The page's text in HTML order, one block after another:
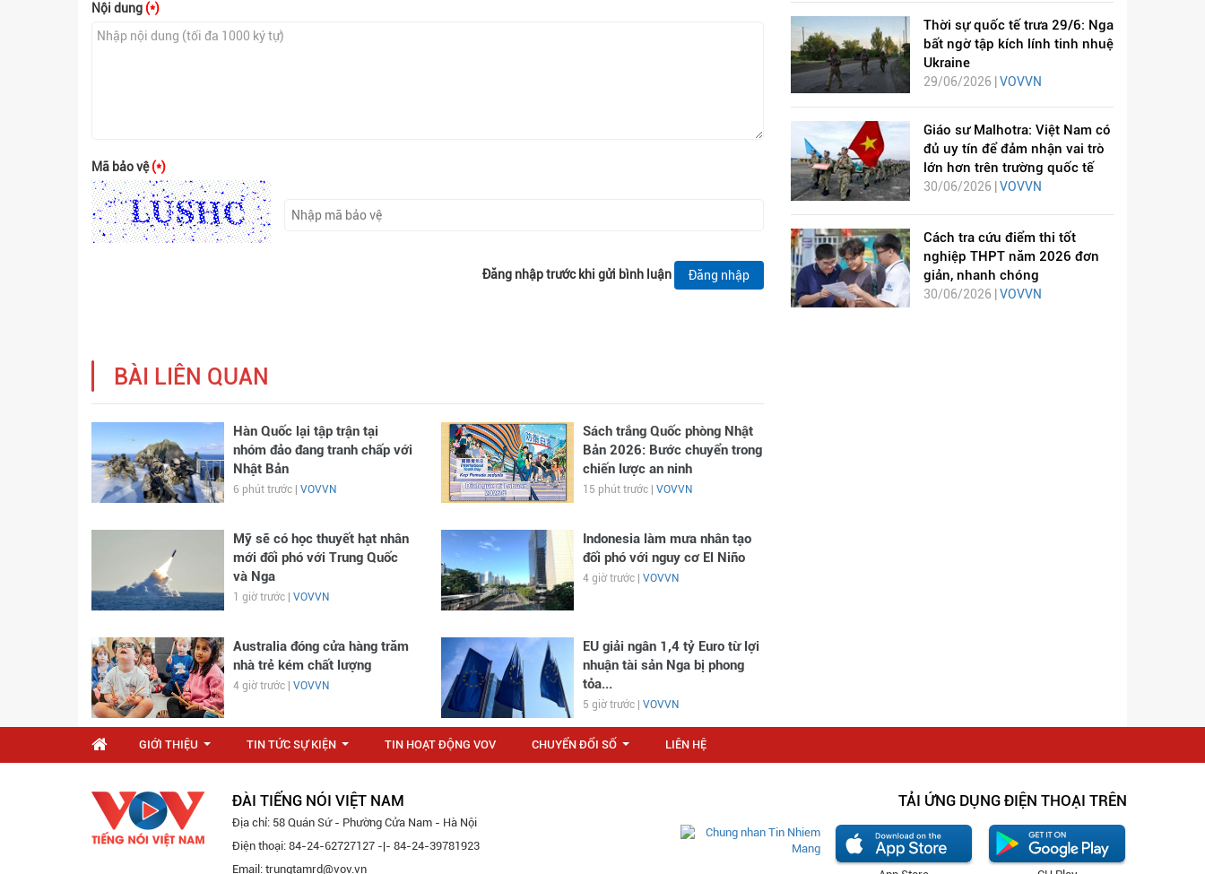
Nội dung (*)
Mã bảo vệ(*)
Đăng nhập trước khi gửi bình luận Đăng nhập
BÀI LIÊN QUAN
Hàn Quốc lại tập trận tại
nhóm đảo đang tranh chấp với
Nhật Bản
6 phút trước | VOVVN
Sách trắng Quốc phòng Nhật
Bản 2026: Bước chuyển trong
chiến lược an ninh
15 phút trước | VOVVN
Mỹ sẽ có học thuyết hạt nhân
mới đối phó với Trung Quốc
và Nga
1 giờ trước | VOVVN
Indonesia làm mưa nhân tạo
đối phó với nguy cơ El Niño
4 giờ trước | VOVVN
Australia đóng cửa hàng trăm
nhà trẻ kém chất lượng
4 giờ trước | VOVVN
EU giải ngân 1,4 tỷ Euro từ lợi
nhuận tài sản Nga bị phong
tỏa...
5 giờ trước | VOVVN
Thời sự quốc tế trưa 29/6: Nga
bất ngờ tập kích lính tinh nhuệ
Ukraine
29/06/2026 | VOVVN
Giáo sư Malhotra: Việt Nam có
đủ uy tín để đảm nhận vai trò
lớn hơn trên trường quốc tế
30/06/2026 | VOVVN
Cách tra cứu điểm thi tốt
nghiệp THPT năm 2026 đơn
giản, nhanh chóng
30/06/2026 | VOVVN
GIỚI THIỆU TIN TỨC SỰ KIỆN TIN HOẠT ĐỘNG VOV CHUYỂN ĐỔI SỐ LIÊN HỆ
ĐÀI TIẾNG NÓI VIỆT NAM
Địa chỉ: 58 Quán Sứ - Phường Cửa Nam - Hà Nội
Điện thoại: 84-24-62727127 -|- 84-24-39781923
Email: trungtamrd@vov.vn
TẢI ỨNG DỤNG ĐIỆN THOẠI TRÊN